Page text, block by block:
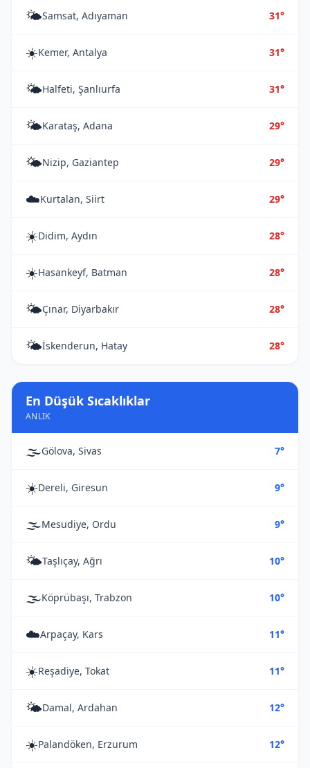
🌤️Samsat, Adıyaman 31°
☀️Kemer, Antalya 31°
🌤️Halfeti, Şanlıurfa 31°
🌤️Karataş, Adana 29°
🌤️Nizip, Gaziantep 29°
☁️Kurtalan, Siirt 29°
☀️Didim, Aydın 28°
☀️Hasankeyf, Batman 28°
🌤️Çınar, Diyarbakır 28°
🌤️İskenderun, Hatay 28°
En Düşük Sıcaklıklar
ANLIK
🌫️Gölova, Sivas 7°
☀️Dereli, Giresun 9°
🌫️Mesudiye, Ordu 9°
🌤️Taşlıçay, Ağrı 10°
🌫️Köprübaşı, Trabzon 10°
☁️Arpaçay, Kars 11°
☀️Reşadiye, Tokat 11°
🌤️Damal, Ardahan 12°
☀️Palandöken, Erzurum 12°